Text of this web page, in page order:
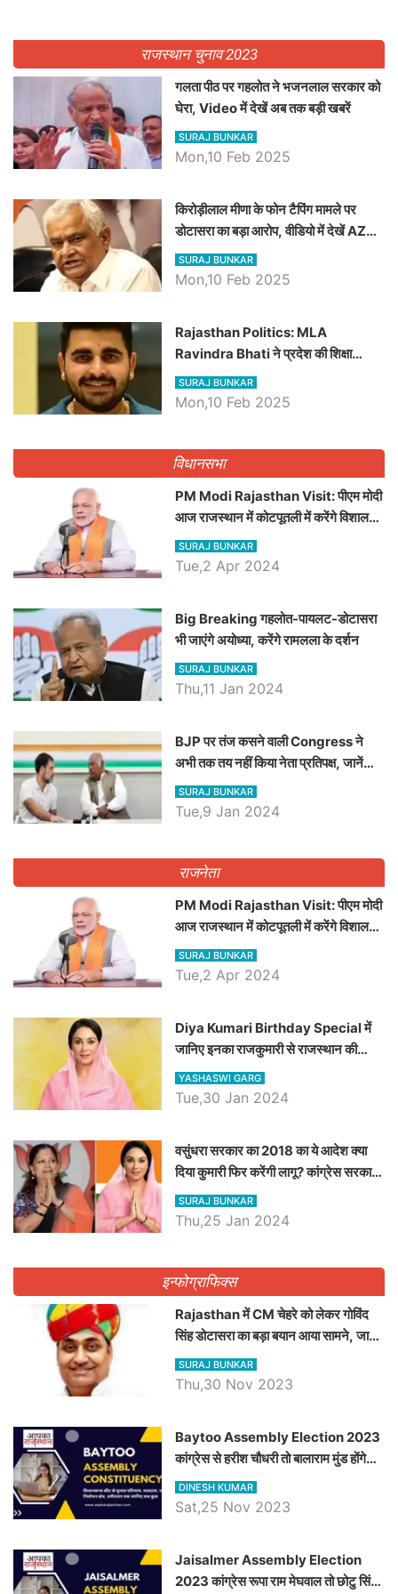
राजस्थान चुनाव 2023
गलता पीठ पर गहलोत ने भजनलाल सरकार को
घेरा, Video में देखें अब तक बड़ी खबरें
SURAJ BUNKAR
Mon,10 Feb 2025
किरोड़ीलाल मीणा के फोन टैपिंग मामले पर
डोटासरा का बड़ा आरोप, वीडियो में देखें AZ
बड़ी खबरें
SURAJ BUNKAR
Mon,10 Feb 2025
Rajasthan Politics: MLA
Ravindra Bhati ने प्रदेश की शिक्षा
व्यवस्था पर उठाए सवाल, Madan
Dilawar पर हमला करते हुए गिनवाये खाली
SURAJ BUNKAR
Mon,10 Feb 2025
विधानसभा
PM Modi Rajasthan Visit: पीएम मोदी
आज राजस्थान में कोटपूतली में करेंगे विशाल
रैली, एक सभा से 8 सीटों पर साधेगें निशाना
SURAJ BUNKAR
Tue,2 Apr 2024
Big Breaking गहलोत-पायलट-डोटासरा
भी जाएंगे अयोध्या, करेंगे रामलला के दर्शन
SURAJ BUNKAR
Thu,11 Jan 2024
BJP पर तंज कसने वाली Congress ने
अभी तक तय नहीं किया नेता प्रतिपक्ष, जानें
कौन होगा दावेदार
SURAJ BUNKAR
Tue,9 Jan 2024
राजनेता
PM Modi Rajasthan Visit: पीएम मोदी
आज राजस्थान में कोटपूतली में करेंगे विशाल
रैली, एक सभा से 8 सीटों पर साधेगें निशाना
SURAJ BUNKAR
Tue,2 Apr 2024
Diya Kumari Birthday Special में
जानिए इनका राजकुमारी से राजस्थान की
डिप्टी सीएम बनने तक का सफर, एक क्लिक में
जाने पूरा जीवन परिचय
YASHASWI GARG
Tue,30 Jan 2024
वसुंधरा सरकार का 2018 का ये आदेश क्या
दिया कुमारी फिर करेंगी लागू? कांग्रेस सरकार
ने किया था निरस्त
SURAJ BUNKAR
Thu,25 Jan 2024
इन्फोग्राफिक्स
Rajasthan में CM चेहरे को लेकर गोविंद
सिंह डोटासरा का बड़ा बयान आया सामने, जानें
विचार
SURAJ BUNKAR
Thu,30 Nov 2023
Baytoo Assembly Election 2023
कांग्रेस से हरीश चौधरी तो बालाराम मुंड होंगे
भाजपा उम्मीदवार, जानिये बायतू विधानसभा
सीट के ताजा समीकरण
DINESH KUMAR
Sat,25 Nov 2023
​​​​​​​Jaisalmer Assembly Election
2023 कांग्रेस रूपा राम मेघवाल तो छोटु सिंह